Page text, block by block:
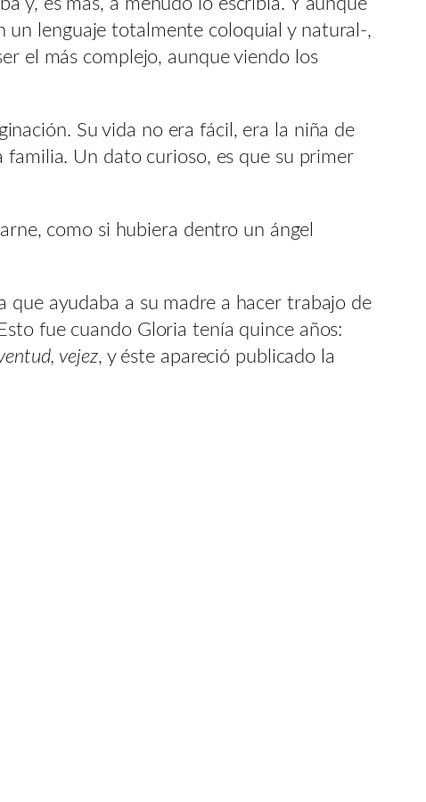
un lenguaje totalmente coloquial y natural-,
el más complejo, aunque viendo los
Su vida no era fácil, era la niña de
Un dato curioso, es que su primer
como si hubiera dentro un ángel
que ayudaba a su madre a hacer trabajo de
fue cuando Gloria tenía quince años:
vejez, y éste apareció publicado la